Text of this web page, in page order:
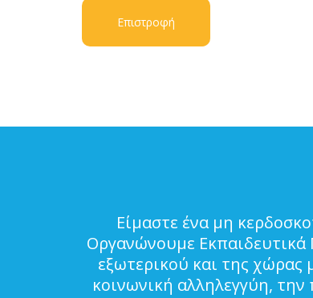
Επιστροφή
Είμαστε ένα μη
Οργανώνουμε Εκπαιδευτικά
εξωτερικού και της
κοινωνική αλληλεγγύη,